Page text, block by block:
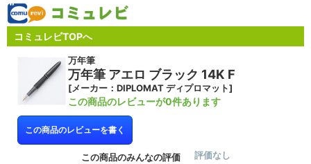
コミュレビTOPへ
万年筆
万年筆 アエロ ブラック 14K F
[メーカー：DIPLOMAT ディプロマット]
この商品のレビューが0件あります
この商品のレビューを書く
この商品のみんなの評価 評価なし